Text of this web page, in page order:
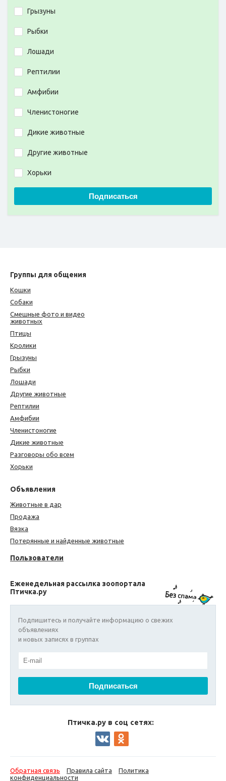
Грызуны
Рыбки
Лошади
Рептилии
Амфибии
Членистоногие
Дикие животные
Другие животные
Хорьки
Подписаться
Группы для общения
Кошки
Собаки
Смешные фото и видео
животных
Птицы
Кролики
Грызуны
Рыбки
Лошади
Другие животные
Рептилии
Амфибии
Членистоногие
Дикие животные
Разговоры обо всем
Хорьки
Объявления
Животные в дар
Продажа
Вязка
Потерянные и найденные животные
Пользователи
Еженедельная рассылка зоопортала
Птичка.ру
Подпишитесь и получайте информацию о свежих
объявлениях
и новых записях в группах
Птичка.ру в соц сетях:
Обратная связь Правила сайта
Политика
конфиденциальности